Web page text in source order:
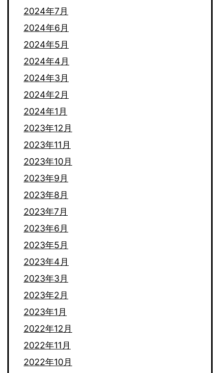
2024年7月
2024年6月
2024年5月
2024年4月
2024年3月
2024年2月
2024年1月
2023年12月
2023年11月
2023年10月
2023年9月
2023年8月
2023年7月
2023年6月
2023年5月
2023年4月
2023年3月
2023年2月
2023年1月
2022年12月
2022年11月
2022年10月